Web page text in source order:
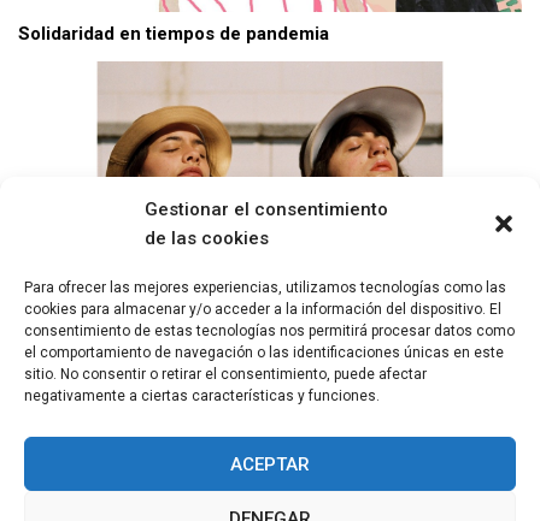
Gestionar el consentimiento
de las cookies
Para ofrecer las mejores experiencias, utilizamos tecnologías como las
cookies para almacenar y/o acceder a la información del dispositivo. El
consentimiento de estas tecnologías nos permitirá procesar datos como
el comportamiento de navegación o las identificaciones únicas en este
sitio. No consentir o retirar el consentimiento, puede afectar
negativamente a ciertas características y funciones.
ACEPTAR
Solidaridad en tiempos de pandemia
Tarta Relena: De Safo a las mujeres afganas